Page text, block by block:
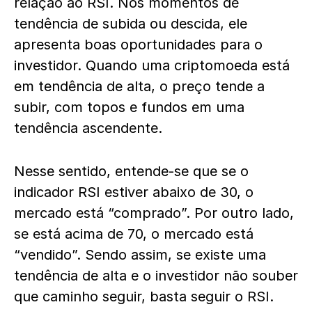
tendência de subida ou descida, ele
apresenta boas oportunidades para o
investidor. Quando uma criptomoeda está
em tendência de alta, o preço tende a
subir, com topos e fundos em uma
tendência ascendente.
Nesse sentido, entende-se que se o
indicador RSI estiver abaixo de 30, o
mercado está “comprado”. Por outro lado,
se está acima de 70, o mercado está
“vendido”. Sendo assim, se existe uma
tendência de alta e o investidor não souber
que caminho seguir, basta seguir o RSI.